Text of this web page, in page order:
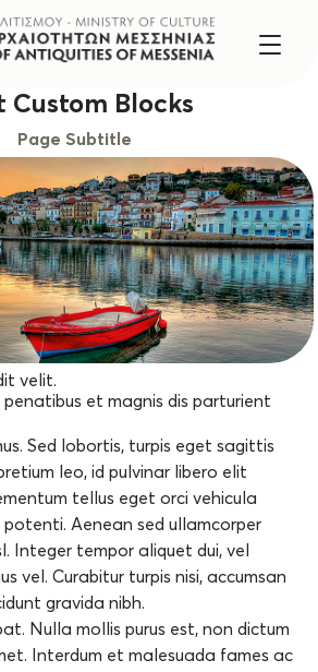
Custom Blocks
Page Subtitle
velit.
et magnis dis parturient
Sed lobortis, turpis eget sagittis
leo, id pulvinar libero elit
tellus eget orci vehicula
potenti. Aenean sed ullamcorper
Integer tempor aliquet dui, vel
vel. Curabitur turpis nisi, accumsan
gravida nibh.
Nulla mollis purus est, non dictum
Interdum et malesuada fames ac